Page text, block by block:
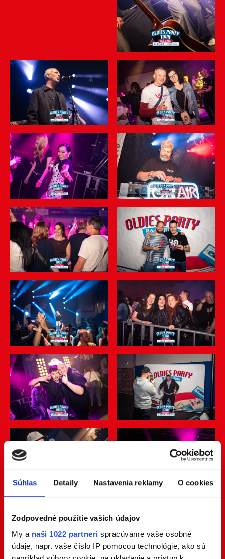
Súhlas Detaily Nastavenia reklamy O cookies
Zodpovedné použitie vašich údajov
My a naši 1022 partneri spracúvame vaše osobné
údaje, napr. vaše číslo IP pomocou technológie, ako sú